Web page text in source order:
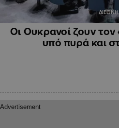
ΔΙΕΘΝΗ
Οι Ουκρανοί ζουν
υπό πυρά και